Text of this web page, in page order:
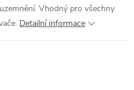
Vhodný pro všechny
Detailní informace